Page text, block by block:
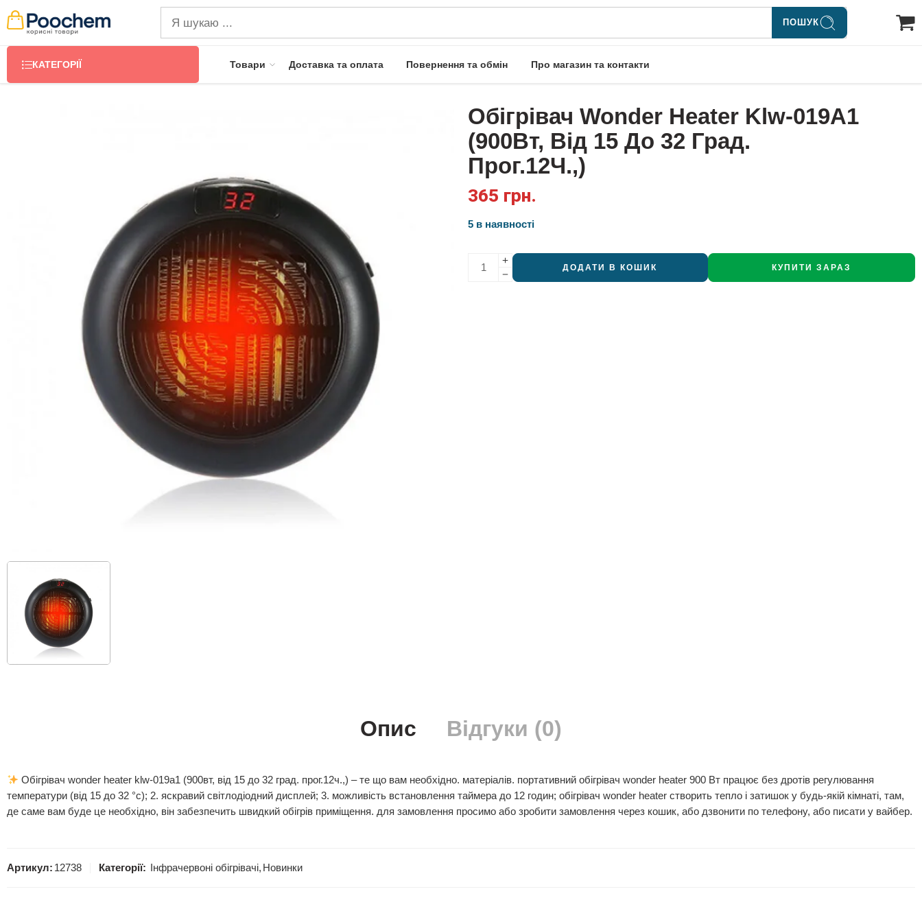
ПОШУК
КАТЕГОРІЇ Товари Доставка та оплата Повернення та обмін Про магазин та контакти
Обігрівач Wonder Heater Klw-019A1
(900Вт, Від 15 До 32 Град.
Прог.12Ч.,)
365 грн.
5 в наявності
ДОДАТИ В КОШИК КУПИТИ ЗАРАЗ
Опис Відгуки (0)
Обігрівач wonder heater klw-019a1 (900вт, від 15 до 32 град. прог.12ч.,) – те що вам необхідно. матеріалів. портативний обігрівач wonder heater 900 Вт працює без дротів регулювання
температури (від 15 до 32 °с); 2. яскравий світлодіодний дисплей; 3. можливість встановлення таймера до 12 годин; обігрівач wonder heater створить тепло і затишок у будь-якій кімнаті, там,
де саме вам буде це необхідно, він забезпечить швидкий обігрів приміщення. для замовлення просимо або зробити замовлення через кошик, або дзвонити по телефону, або писати у вайбер.
Артикул: 12738 Категорії: Інфрачервоні обігрівачі, Новинки